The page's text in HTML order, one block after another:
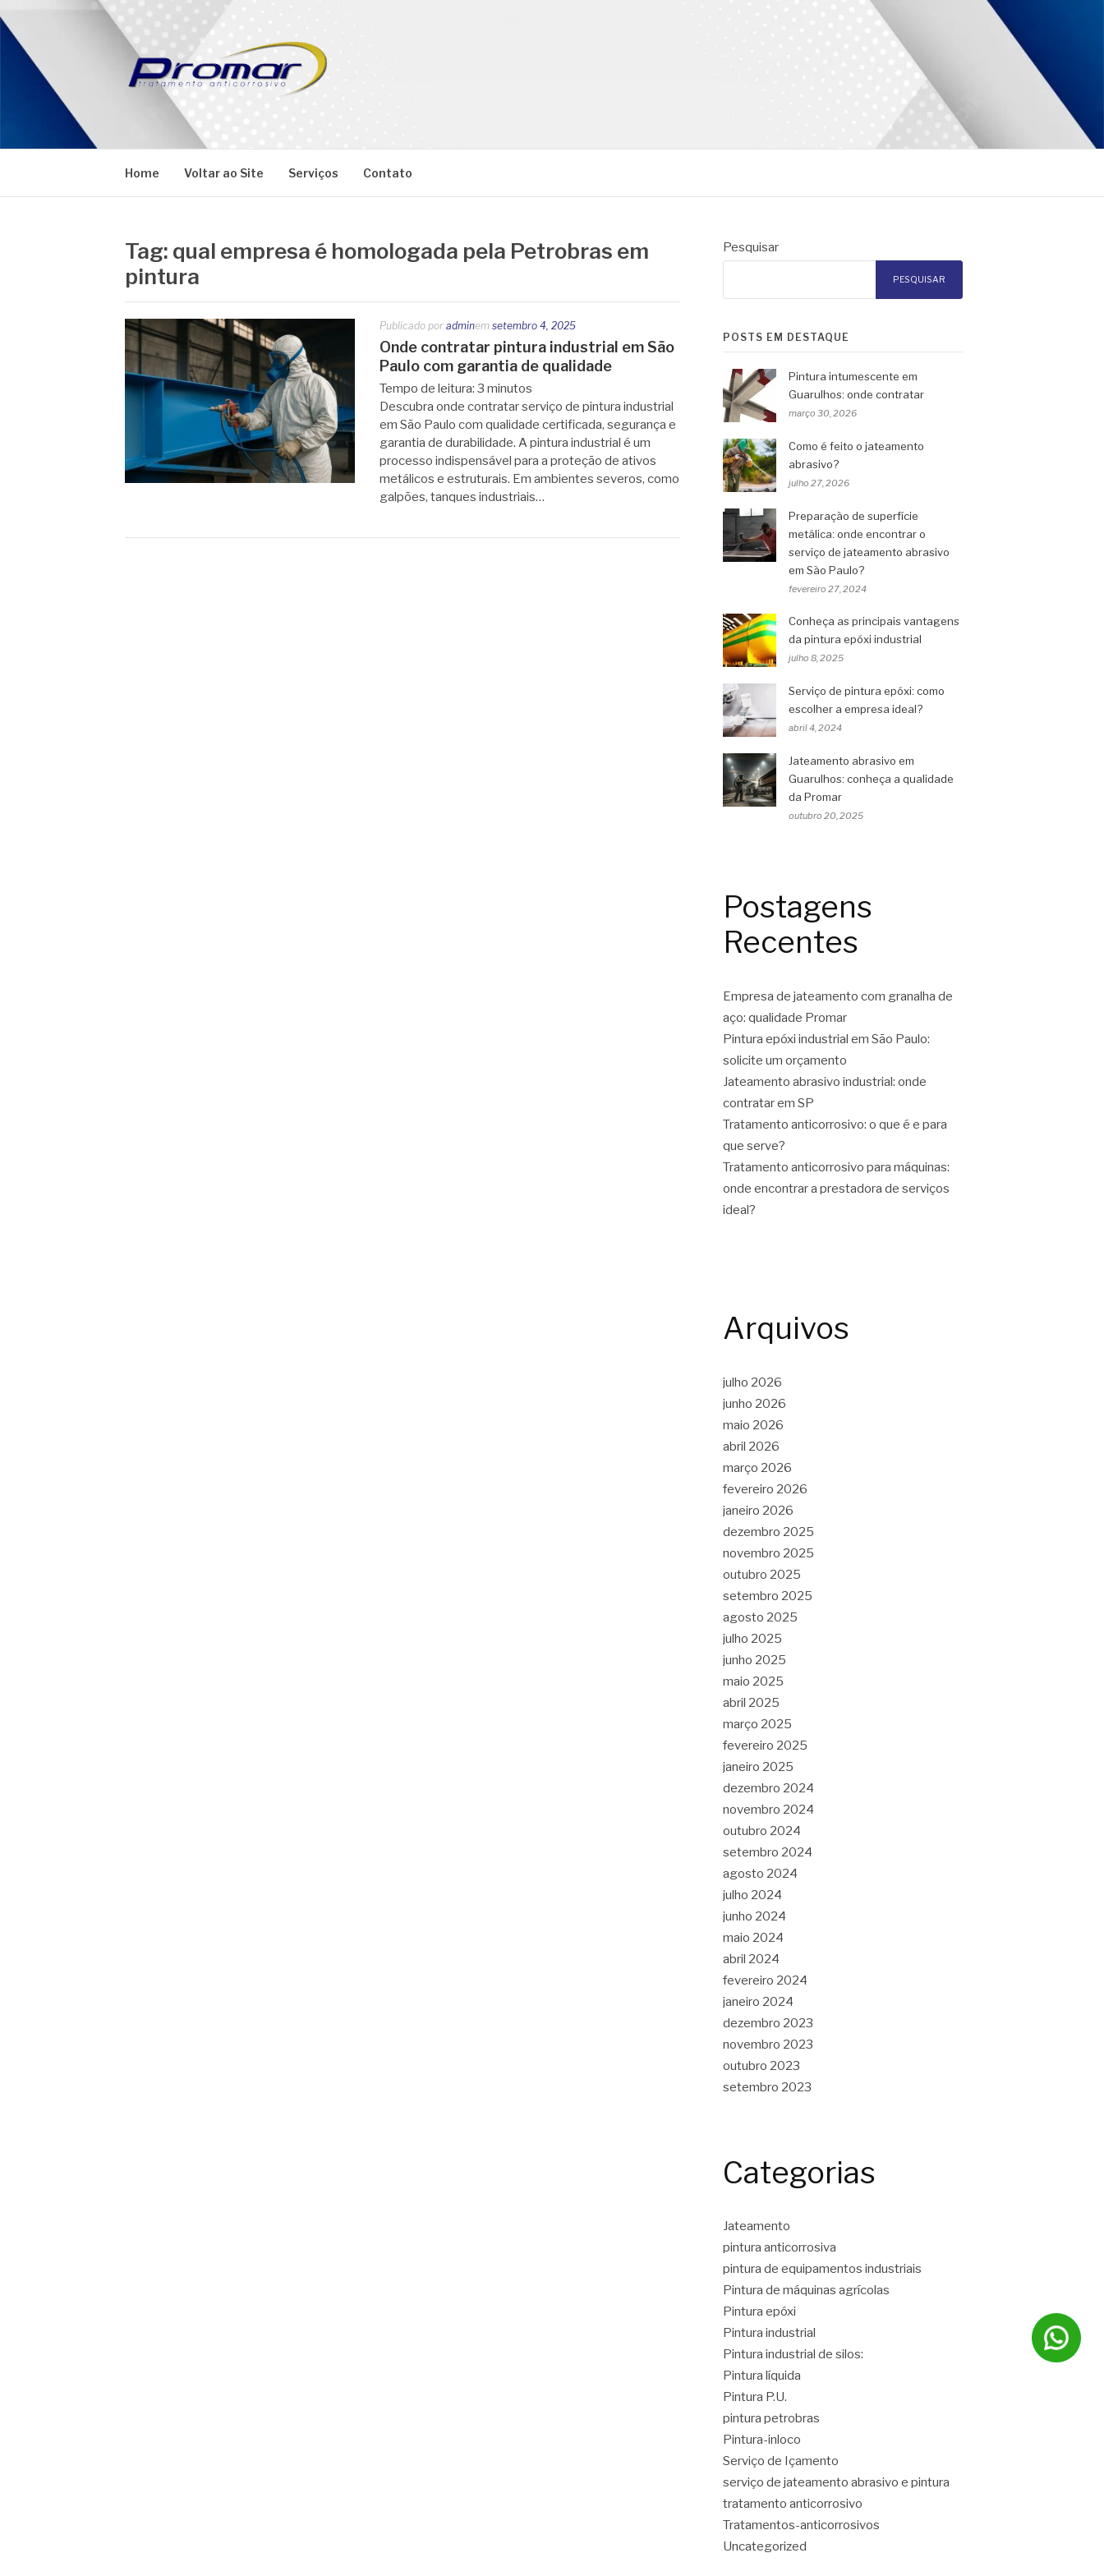
para
conteúdo
PROMAR
Home Voltar ao Site Serviços Contato
Tag: qual empresa é homologada pela Petrobras em
pintura
Publicado por adminem setembro 4, 2025
Onde contratar pintura industrial em São
Paulo com garantia de qualidade
Tempo de leitura: 3 minutos
Descubra onde contratar serviço de pintura industrial
em São Paulo com qualidade certificada, segurança e
garantia de durabilidade. A pintura industrial é um
processo indispensável para a proteção de ativos
metálicos e estruturais. Em ambientes severos, como
galpões, tanques industriais…
Pesquisar
PESQUISAR
POSTS EM DESTAQUE
Pintura intumescente em
Guarulhos: onde contratar
março 30, 2026
Como é feito o jateamento
abrasivo?
julho 27, 2026
Preparação de superfície
metálica: onde encontrar o
serviço de jateamento abrasivo
em São Paulo?
fevereiro 27, 2024
Conheça as principais vantagens
da pintura epóxi industrial
julho 8, 2025
Serviço de pintura epóxi: como
escolher a empresa ideal?
abril 4, 2024
Jateamento abrasivo em
Guarulhos: conheça a qualidade
da Promar
outubro 20, 2025
Postagens
Recentes
Empresa de jateamento com granalha de
aço: qualidade Promar
Pintura epóxi industrial em São Paulo:
solicite um orçamento
Jateamento abrasivo industrial: onde
contratar em SP
Tratamento anticorrosivo: o que é e para
que serve?
Tratamento anticorrosivo para máquinas:
onde encontrar a prestadora de serviços
ideal?
Arquivos
julho 2026
junho 2026
maio 2026
abril 2026
março 2026
fevereiro 2026
janeiro 2026
dezembro 2025
novembro 2025
outubro 2025
setembro 2025
agosto 2025
julho 2025
junho 2025
maio 2025
abril 2025
março 2025
fevereiro 2025
janeiro 2025
dezembro 2024
novembro 2024
outubro 2024
setembro 2024
agosto 2024
julho 2024
junho 2024
maio 2024
abril 2024
fevereiro 2024
janeiro 2024
dezembro 2023
novembro 2023
outubro 2023
setembro 2023
Categorias
Jateamento
pintura anticorrosiva
pintura de equipamentos industriais
Pintura de máquinas agrícolas
Pintura epóxi
Pintura industrial
Pintura industrial de silos:
Pintura líquida
Pintura P.U.
pintura petrobras
Pintura-inloco
Serviço de Içamento
serviço de jateamento abrasivo e pintura
tratamento anticorrosivo
Tratamentos-anticorrosivos
Uncategorized